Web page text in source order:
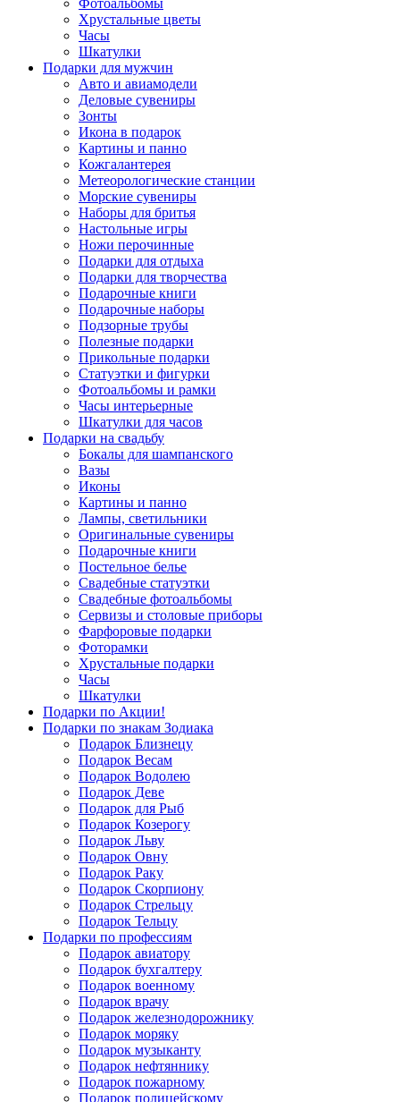
Фотоальбомы
Хрустальные цветы
Часы
Шкатулки
Подарки для мужчин
Авто и авиамодели
Деловые сувениры
Зонты
Икона в подарок
Картины и панно
Кожгалантерея
Метеорологические станции
Морские сувениры
Наборы для бритья
Настольные игры
Ножи перочинные
Подарки для отдыха
Подарки для творчества
Подарочные книги
Подарочные наборы
Подзорные трубы
Полезные подарки
Прикольные подарки
Статуэтки и фигурки
Фотоальбомы и рамки
Часы интерьерные
Шкатулки для часов
Подарки на свадьбу
Бокалы для шампанского
Вазы
Иконы
Картины и панно
Лампы, светильники
Оригинальные сувениры
Подарочные книги
Постельное белье
Свадебные статуэтки
Свадебные фотоальбомы
Сервизы и столовые приборы
Фарфоровые подарки
Фоторамки
Хрустальные подарки
Часы
Шкатулки
Подарки по Акции!
Подарки по знакам Зодиака
Подарок Близнецу
Подарок Весам
Подарок Водолею
Подарок Деве
Подарок для Рыб
Подарок Козерогу
Подарок Льву
Подарок Овну
Подарок Раку
Подарок Скорпиону
Подарок Стрельцу
Подарок Тельцу
Подарки по профессиям
Подарок авиатору
Подарок бухгалтеру
Подарок военному
Подарок врачу
Подарок железнодорожнику
Подарок моряку
Подарок музыканту
Подарок нефтяннику
Подарок пожарному
Подарок полицейскому